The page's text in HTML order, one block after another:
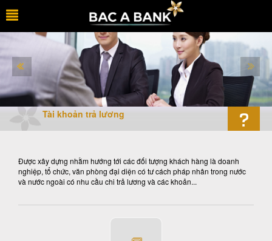
Tài khoản trả lương
Được xây dựng nhằm hướng tới các đối tượng khách hàng là doanh
nghiệp, tổ chức, văn phòng đại diện có tư cách pháp nhân trong nước
và nước ngoài có nhu cầu chi trả lương và các khoản...